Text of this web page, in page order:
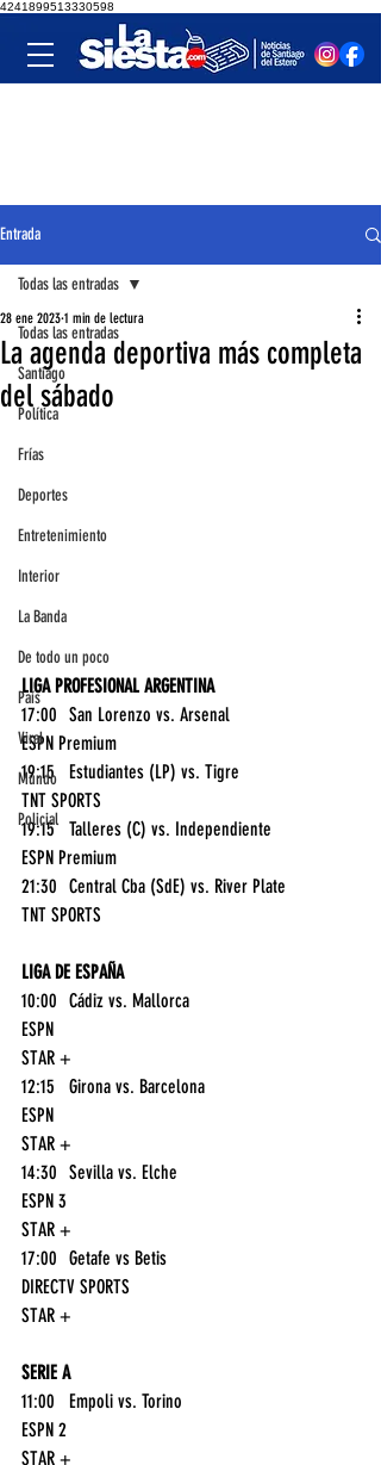
4241899513330598
Entrada
Todas las entradas
Santiago
Política
Frías
Deportes
Entretenimiento
Interior
La Banda
De todo un poco
País
Viral
Mundo
Policial
Todas las entradas
La agenda deportiva más completa
del sábado
28 ene 2023 1 min de lectura
LIGA PROFESIONAL ARGENTINA
ESPN Premium
TNT SPORTS
ESPN Premium
TNT SPORTS
LIGA DE ESPAÑA
ESPN
STAR +
ESPN
STAR +
ESPN 3
STAR +
DIRECTV SPORTS
STAR +
SERIE A
ESPN 2
STAR +